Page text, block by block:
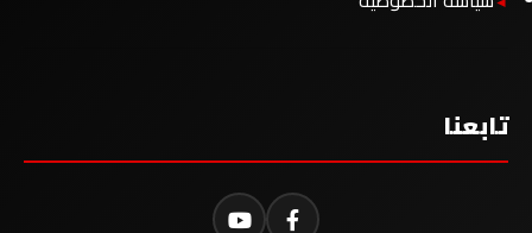
تابعنا